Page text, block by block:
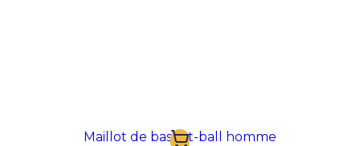
Maillot de basket-ball homme